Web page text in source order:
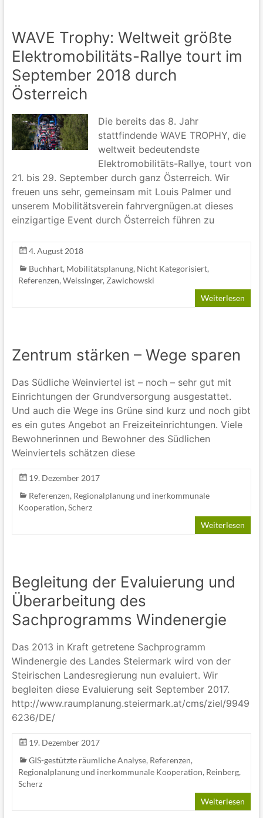
WAVE Trophy: Weltweit größte
Elektromobilitäts-Rallye tourt im
September 2018 durch
Österreich
Die bereits das 8. Jahr
stattfindende WAVE TROPHY, die
weltweit bedeutendste
Elektromobilitäts-Rallye, tourt von
21. bis 29. September durch ganz Österreich. Wir
freuen uns sehr, gemeinsam mit Louis Palmer und
unserem Mobilitätsverein fahrvergnügen.at dieses
einzigartige Event durch Österreich führen zu
4. August 2018
Buchhart, Mobilitätsplanung, Nicht Kategorisiert,
Referenzen, Weissinger, Zawichowski
Weiterlesen
Zentrum stärken – Wege sparen
Das Südliche Weinviertel ist – noch – sehr gut mit
Einrichtungen der Grundversorgung ausgestattet.
Und auch die Wege ins Grüne sind kurz und noch gibt
es ein gutes Angebot an Freizeiteinrichtungen. Viele
Bewohnerinnen und Bewohner des Südlichen
Weinviertels schätzen diese
19. Dezember 2017
Referenzen, Regionalplanung und inerkommunale
Kooperation, Scherz
Weiterlesen
Begleitung der Evaluierung und
Überarbeitung des
Sachprogramms Windenergie
Das 2013 in Kraft getretene Sachprogramm
Windenergie des Landes Steiermark wird von der
Steirischen Landesregierung nun evaluiert. Wir
begleiten diese Evaluierung seit September 2017.
http://www.raumplanung.steiermark.at/cms/ziel/9949
6236/DE/
19. Dezember 2017
GIS-gestützte räumliche Analyse, Referenzen,
Regionalplanung und inerkommunale Kooperation, Reinberg,
Scherz
Weiterlesen